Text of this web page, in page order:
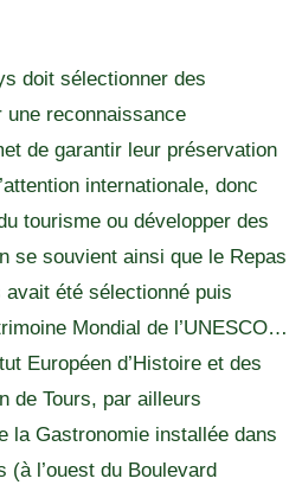
doit sélectionner des
reconnaissance
de garantir leur préservation
internationale, donc
tourisme ou développer des
se souvient ainsi que le Repas
été sélectionné puis
Mondial de l’UNESCO…
Européen d’Histoire et des
de Tours, par ailleurs
la Gastronomie installée dans
(à l’ouest du Boulevard